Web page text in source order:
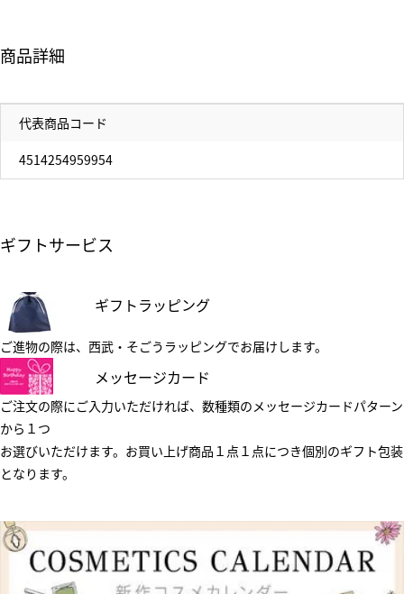
商品詳細
代表商品コード
4514254959954
ギフトサービス
ギフトラッピング
ご進物の際は、西武・そごうラッピングでお届けします。
メッセージカード
ご注文の際にご入力いただければ、数種類のメッセージカードパターン
から１つ
お選びいただけます。お買い上げ商品１点１点につき個別のギフト包装
となります。